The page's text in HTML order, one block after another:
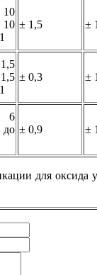
± 1,5 ±
± 0,3 ±
6
до ± 0,9 ±
для оксида